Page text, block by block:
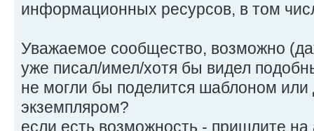
-
¦ Module
-
¦
No -
¦
информационных ресурсов, в том
Уважаемое сообщество, возможно
уже писал/имел/хотя бы видел
не могли бы поделится шаблоном
экземпляром?
если есть возможность - пришлите на